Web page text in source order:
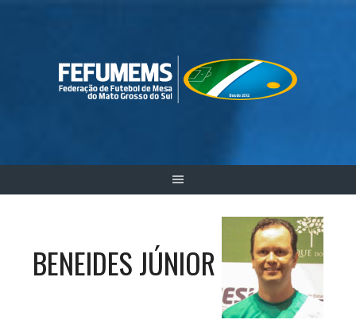
BENEIDES JÚNIOR